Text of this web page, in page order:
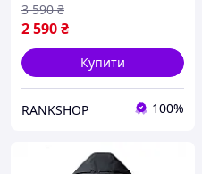
2 590₴
3 590 ₴
Купити
RANKSHOP 100%